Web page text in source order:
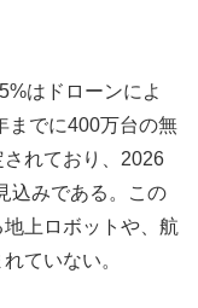
はドローンによ
までに400万台の無
れており、2026
込みである。この
上ロボットや、航
ていない。